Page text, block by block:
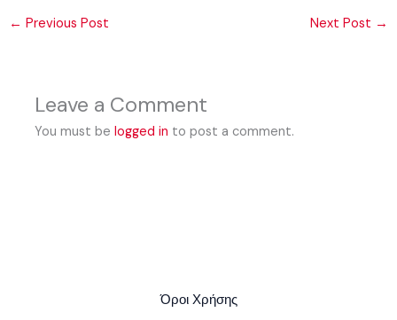
← Previous Post Next Post →
Leave a Comment
You must belogged in to post a comment.
Όροι Χρήσης